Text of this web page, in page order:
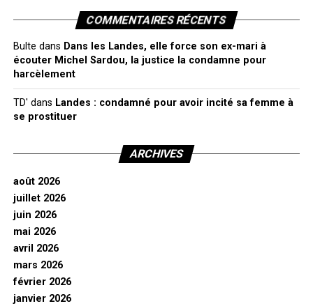
COMMENTAIRES RÉCENTS
Bulte dans Dans les Landes, elle force son ex-mari à
écouter Michel Sardou, la justice la condamne pour
harcèlement
TD' dans Landes : condamné pour avoir incité sa femme à
se prostituer
ARCHIVES
août 2026
juillet 2026
juin 2026
mai 2026
avril 2026
mars 2026
février 2026
janvier 2026